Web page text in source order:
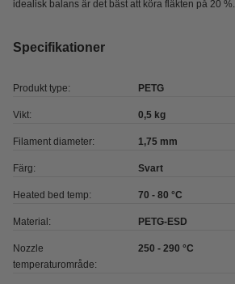
idealisk balans är det bäst att köra fläkten på 20 %.
Specifikationer
Produkt type: PETG
Vikt: 0,5 kg
Filament diameter: 1,75 mm
Färg: Svart
Heated bed temp: 70 - 80 °C
Material: PETG-ESD
Nozzle
temperaturområde:
250 - 290 °C